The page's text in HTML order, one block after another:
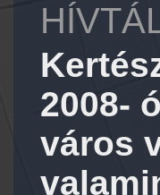
2008-
város